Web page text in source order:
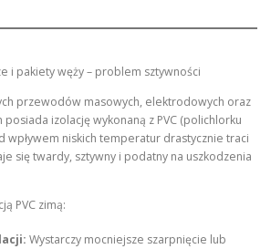
i pakiety węży – problem sztywności
przewodów masowych, elektrodowych oraz
izolację wykonaną z PVC (polichlorku
wpływem niskich temperatur drastycznie traci
się twardy, sztywny i podatny na uszkodzenia
PVC zimą:
Wystarczy mocniejsze szarpnięcie lub